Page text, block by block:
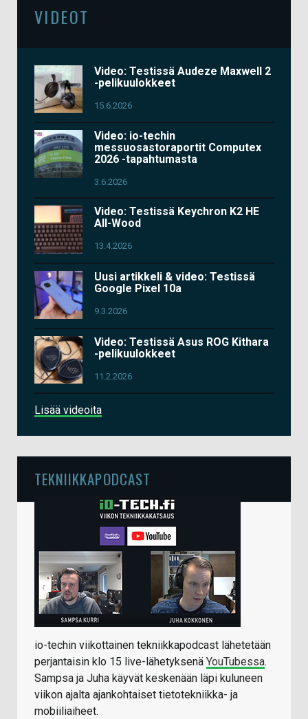
VIDEOT
Video: Testissä Audeze Maxwell 2
-pelikuulokkeet
15.6.2026
Video: io-techin
messuosastoraportit Computex
2026 -tapahtumasta
3.6.2026
Video: Testissä Keychron K2 HE
All-Wood
13.4.2026
Uusi artikkeli & video: Testissä
Google Pixel 10a
9.3.2026
Video: Testissä Asus ROG Kithara
-pelikuulokkeet
11.2.2026
Lisää videoita
TEKNIIKKAPODCAST
io-techin viikottainen tekniikkapodcast lähetetään
perjantaisin klo 15 live-lähetyksenä YouTubessa.
Sampsa ja Juha käyvät keskenään läpi kuluneen
viikon ajalta ajankohtaiset tietotekniikka- ja
mobiiliaiheet.